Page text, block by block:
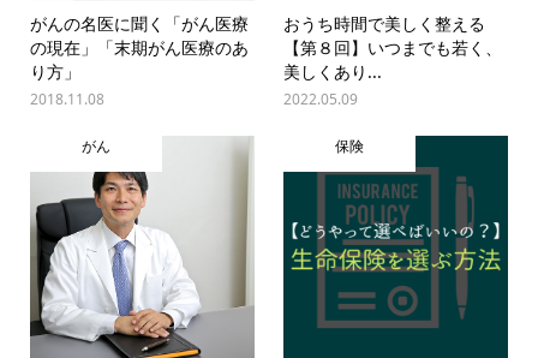
がんの名医に聞く「がん医療
の現在」「末期がん医療のあ
り方」
2018.11.08
おうち時間で美しく整える
【第８回】いつまでも若く、
美しくあり...
2022.05.09
がん 保険